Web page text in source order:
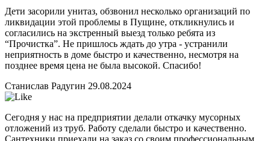
Дети засорили унитаз, обзвонил несколько организаций по
ликвидации этой проблемы в Пущине, откликнулись и
согласились на экстренный выезд только ребята из
“Прочистка”. Не пришлось ждать до утра - устранили
неприятность в доме быстро и качественно, несмотря на
позднее время цена не была высокой. Спасибо!
Станислав Радугин 29.08.2024
Сегодня у нас на предприятии делали откачку мусорных
отложений из труб. Работу сделали быстро и качественно.
Сантехники приехали на заказ со своим профессиональным